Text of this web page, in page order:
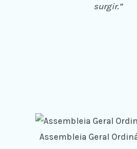
surgir.”
Assembleia Geral